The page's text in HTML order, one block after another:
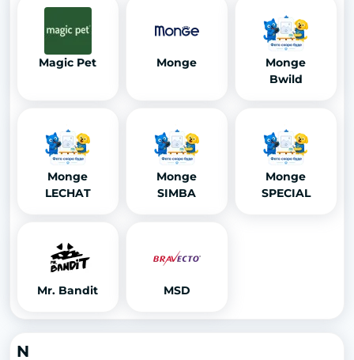
Magic Pet Monge
Monge
Bwild
Monge
LECHAT
Monge
SIMBA
Monge
SPECIAL
Mr. Bandit MSD
N